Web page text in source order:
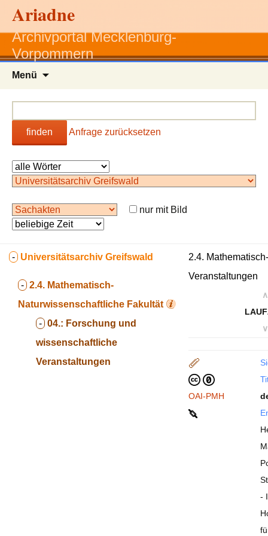
Ariadne
Archivportal Mecklenburg-
Vorpommern
Menü
finden Anfrage zurücksetzen
nur mit Bild
- Universitätsarchiv Greifswald
- 2.4. Mathematisch-
Naturwissenschaftliche Fakultät
- 04.: Forschung und
wissenschaftliche
Veranstaltungen
2.4.
Veranstaltungen
∧
∨
OAI-PMH
-